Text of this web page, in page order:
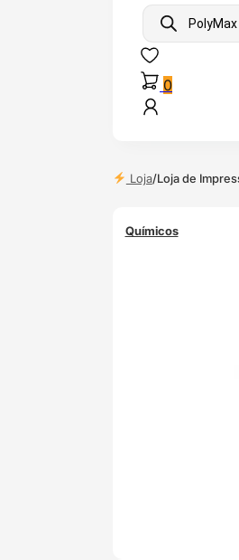
Products
search
0
Loja/Loja de
Químicos